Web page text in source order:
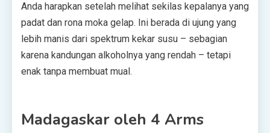
Anda harapkan setelah melihat sekilas kepalanya yang
padat dan rona moka gelap. Ini berada di ujung yang
lebih manis dari spektrum kekar susu – sebagian
karena kandungan alkoholnya yang rendah – tetapi
enak tanpa membuat mual.
Madagaskar oleh 4 Arms